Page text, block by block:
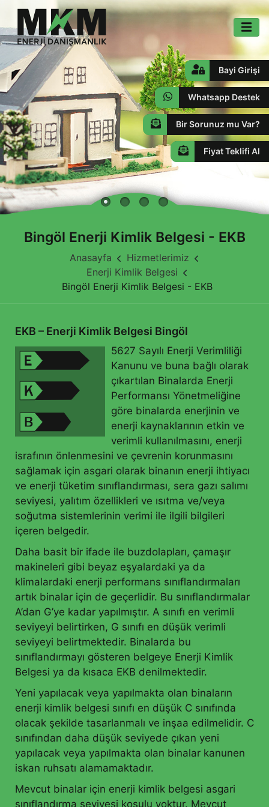
Bayi Girişi
Whatsapp Destek
Bir Sorunuz mu Var?
Fiyat Teklifi Al
Bingöl Enerji Kimlik Belgesi - EKB
Anasayfa
Hizmetlerimiz
Enerji Kimlik Belgesi
Bingöl Enerji Kimlik Belgesi - EKB
EKB – Enerji Kimlik Belgesi Bingöl
5627 Sayılı Enerji Verimliliği
Kanunu ve buna bağlı olarak
çıkartılan Binalarda Enerji
Performansı Yönetmeliğine
göre binalarda enerjinin ve
enerji kaynaklarının etkin ve
verimli kullanılmasını, enerji
israfının önlenmesini ve çevrenin korunmasını
sağlamak için asgari olarak binanın enerji ihtiyacı
ve enerji tüketim sınıflandırması, sera gazı salımı
seviyesi, yalıtım özellikleri ve ısıtma ve/veya
soğutma sistemlerinin verimi ile ilgili bilgileri
içeren belgedir.
Daha basit bir ifade ile buzdolapları, çamaşır
makineleri gibi beyaz eşyalardaki ya da
klimalardaki enerji performans sınıflandırmaları
artık binalar için de geçerlidir. Bu sınıflandırmalar
A’dan G’ye kadar yapılmıştır. A sınıfı en verimli
seviyeyi belirtirken, G sınıfı en düşük verimli
seviyeyi belirtmektedir. Binalarda bu
sınıflandırmayı gösteren belgeye Enerji Kimlik
Belgesi ya da kısaca EKB denilmektedir.
Yeni yapılacak veya yapılmakta olan binaların
enerji kimlik belgesi sınıfı en düşük C sınıfında
olacak şekilde tasarlanmalı ve inşaa edilmelidir. C
sınıfından daha düşük seviyede çıkan yeni
yapılacak veya yapılmakta olan binalar kanunen
iskan ruhsatı alamamaktadır.
Mevcut binalar için enerji kimlik belgesi asgari
sınıflandırma seviyesi koşulu yoktur. Mevcut